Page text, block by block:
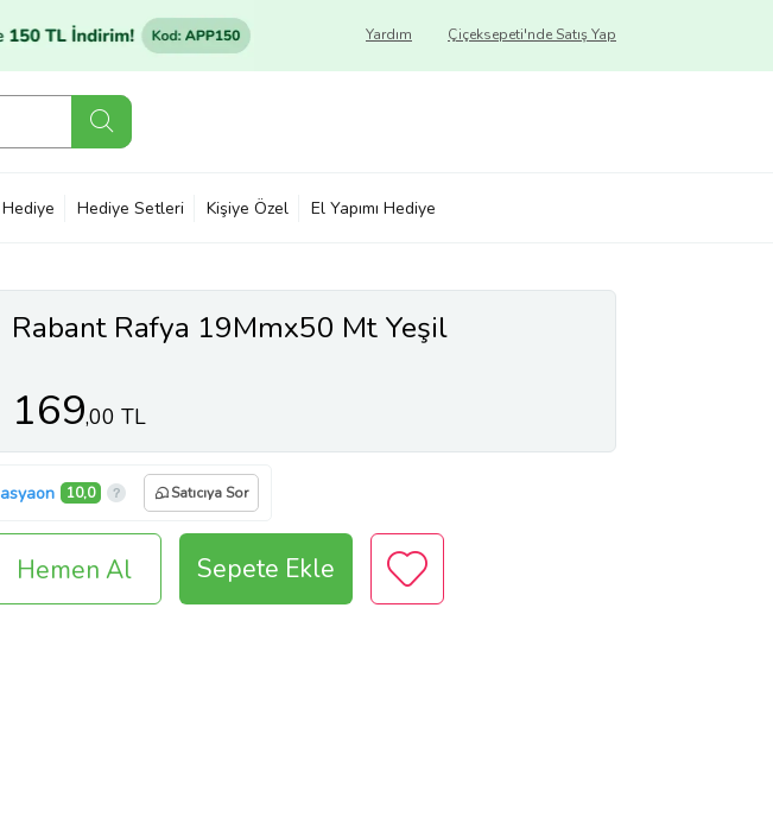
Çiçeksepeti'nde Satış Yap
Yardım
Hediye Hediye Setleri Kişiye Özel El Yapımı Hediye
Rabant Rafya 19Mmx50 Mt Yeşil
169,00 TL
asyaon 10,0 Satıcıya Sor
Hemen Al Sepete Ekle